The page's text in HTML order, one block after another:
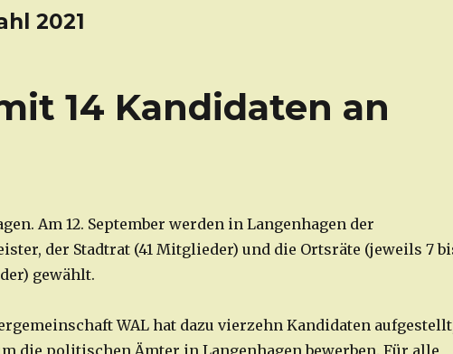
2021
14 Kandidaten an
Am 12. September werden in Langenhagen der
der Stadtrat (41 Mitglieder) und die Ortsräte (jeweils 7
gewählt.
WAL hat dazu vierzehn Kandidaten